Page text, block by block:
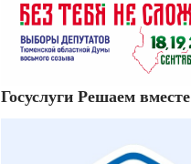
Госуслуги Решаем вместе